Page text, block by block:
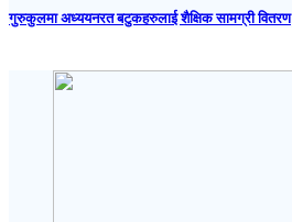
गुरुकुलमा अध्ययनरत बटुकहरुलाई शैक्षिक सामग्री वितरण